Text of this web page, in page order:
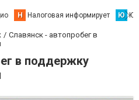
Н Налоговая информирует Ю
Славянск - автопробег в
в поддержку